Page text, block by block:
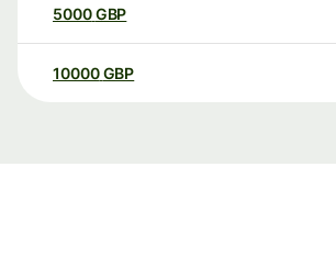
5000GBP
10000 GBP